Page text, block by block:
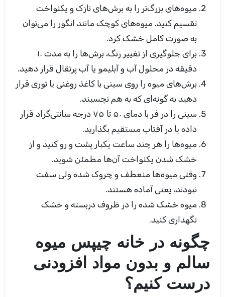
میوه‌های بزرگ‌تر را به برش‌های نازک و یکنواخت
تقسیم کنید. میوه‌های کوچک مانند انگور را می‌توان
به صورت کامل خشک کرد.
برای جلوگیری از تغییر رنگ، برش‌ها را به مدت ۱۰
دقیقه در محلول آب و آبلیمو یا آب پرتقال قرار دهید.
برش‌های میوه را روی سینی با کاغذ روغنی یا توری قرار
دهید به گونه‌ای که به هم نچسبند.
سینی را در فر با دمای ۵۰ تا ۷۵ درجه سانتی‌گراد قرار
داده یا در آفتاب مستقیم بگذارید.
میوه‌ها را هر چند ساعت یکبار پشت و رو کنید و از
خشک شدن یکنواخت آن‌ها مطمئن شوید.
وقتی میوه‌ها منعطف و چروک شده ولی سفت
نبودند، یعنی آماده هستند.
میوه خشک شده را در ظروف دربسته و خشک
نگهداری کنید.
چگونه در خانه چیپس میوه
سالم و بدون مواد افزودنی
درست کنیم؟